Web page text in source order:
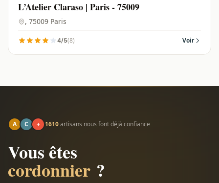
L’Atelier Claraso | Paris - 75009
, 75009 Paris
4/5(8) Voir
A C + 1610artisans nous font déjà confiance
Vous êtes
cordonnier ?